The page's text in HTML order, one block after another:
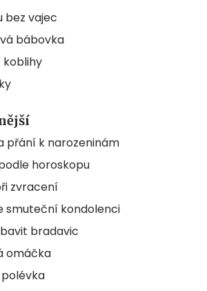
bez vajec
bábovka
přání k narozeninám
horoskopu
zvracení
smuteční kondolenci
bradavic
omáčka